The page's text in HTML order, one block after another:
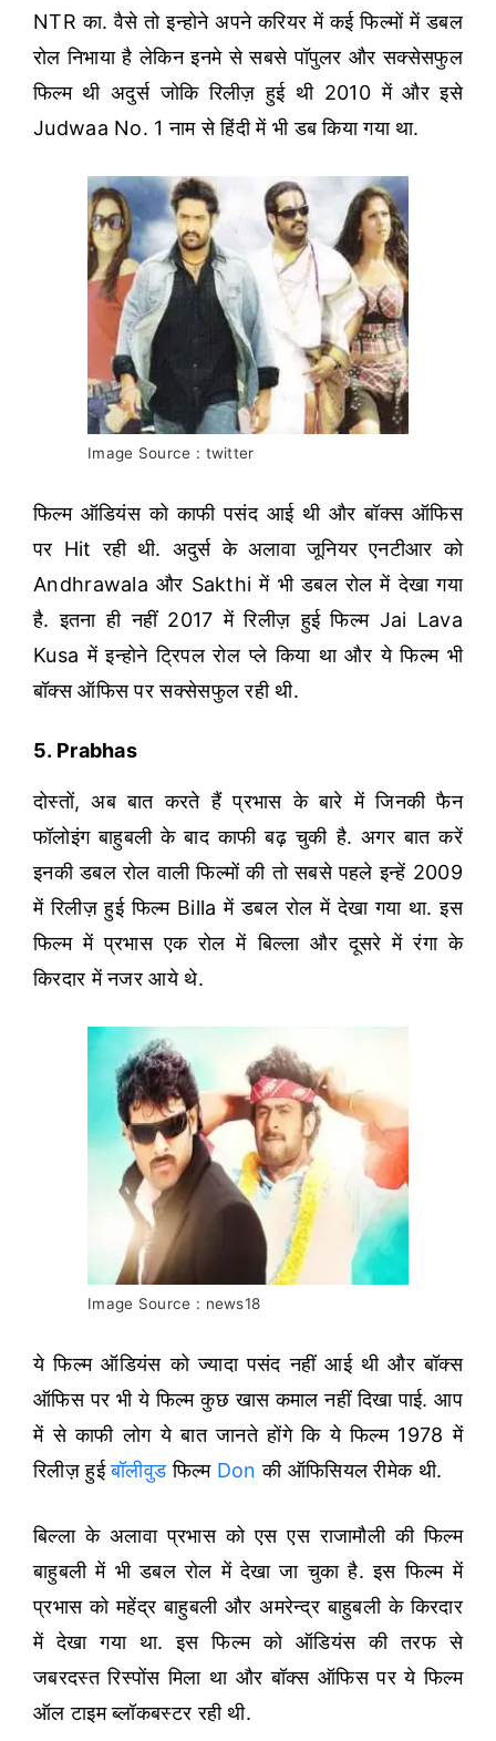
NTR का. वैसे तो इन्होने अपने करियर में कई फिल्मों में डबल
रोल निभाया है लेकिन इनमे से सबसे पॉपुलर और सक्सेसफुल
फिल्म थी अदुर्स जोकि रिलीज़ हुई थी 2010 में और इसे
Judwaa No. 1 नाम से हिंदी में भी डब किया गया था.
Image Source : twitter
फिल्म ऑडियंस को काफी पसंद आई थी और बॉक्स ऑफिस
पर Hit रही थी. अदुर्स के अलावा जूनियर एनटीआर को
Andhrawala और Sakthi में भी डबल रोल में देखा गया
है. इतना ही नहीं 2017 में रिलीज़ हुई फिल्म Jai Lava
Kusa में इन्होने ट्रिपल रोल प्ले किया था और ये फिल्म भी
बॉक्स ऑफिस पर सक्सेसफुल रही थी.
5. Prabhas
दोस्तों, अब बात करते हैं प्रभास के बारे में जिनकी फैन
फॉलोइंग बाहुबली के बाद काफी बढ़ चुकी है. अगर बात करें
इनकी डबल रोल वाली फिल्मों की तो सबसे पहले इन्हें 2009
में रिलीज़ हुई फिल्म Billa में डबल रोल में देखा गया था. इस
फिल्म में प्रभास एक रोल में बिल्ला और दूसरे में रंगा के
किरदार में नजर आये थे.
Image Source : news18
ये फिल्म ऑडियंस को ज्यादा पसंद नहीं आई थी और बॉक्स
ऑफिस पर भी ये फिल्म कुछ खास कमाल नहीं दिखा पाई. आप
में से काफी लोग ये बात जानते होंगे कि ये फिल्म 1978 में
रिलीज़ हुईबॉलीवुडफिल्म Don की ऑफिसियल रीमेक थी.
बिल्ला के अलावा प्रभास को एस एस राजामौली की फिल्म
बाहुबली में भी डबल रोल में देखा जा चुका है. इस फिल्म में
प्रभास को महेंद्र बाहुबली और अमरेन्द्र बाहुबली के किरदार
में देखा गया था. इस फिल्म को ऑडियंस की तरफ से
जबरदस्त रिस्पोंस मिला था और बॉक्स ऑफिस पर ये फिल्म
ऑल टाइम ब्लॉकबस्टर रही थी.